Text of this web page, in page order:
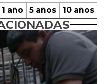
1 año 5 años 10 años